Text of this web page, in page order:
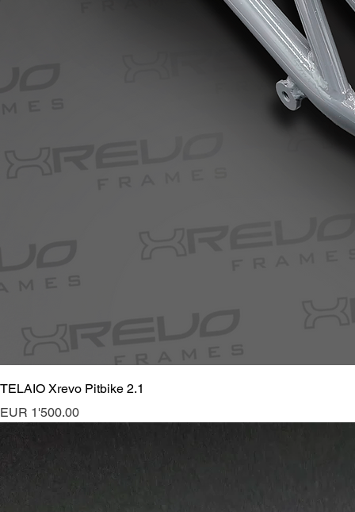
TELAIO Xrevo Pitbike 2.1
Preis
EUR 1'500.00